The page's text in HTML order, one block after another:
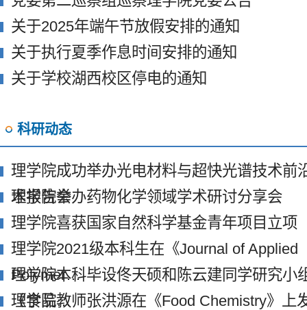
关于2025年端午节放假安排的通知
关于执行夏季作息时间安排的通知
关于学校湖西校区停电的通知
科研动态
理学院成功举办光电材料与超快光谱技术前
术报告会
理学院举办药物化学领域学术研讨分享会
理学院喜获国家自然科学基金青年项目立项
理学院2021级本科生在《Journal of Applied
Polymer…
理学院本科毕设佟天硕和陈云建同学研究小
《食品…
理学院教师张洪源在《Food Chemistry》上